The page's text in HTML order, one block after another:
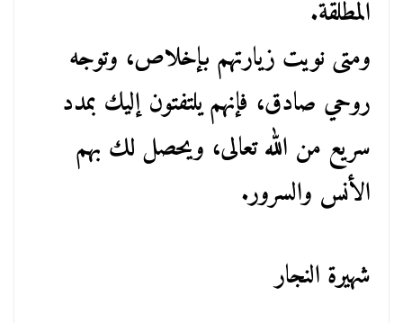
المطلقة.
ومتى نويت زيارتهم بإخلاص، وتوجه
روحي صادق، فإنهم يلتفتون إليك بمدد
سريع من الله تعالى، ويحصل لك بهم
الأنس والسرور.
شهيرة النجار